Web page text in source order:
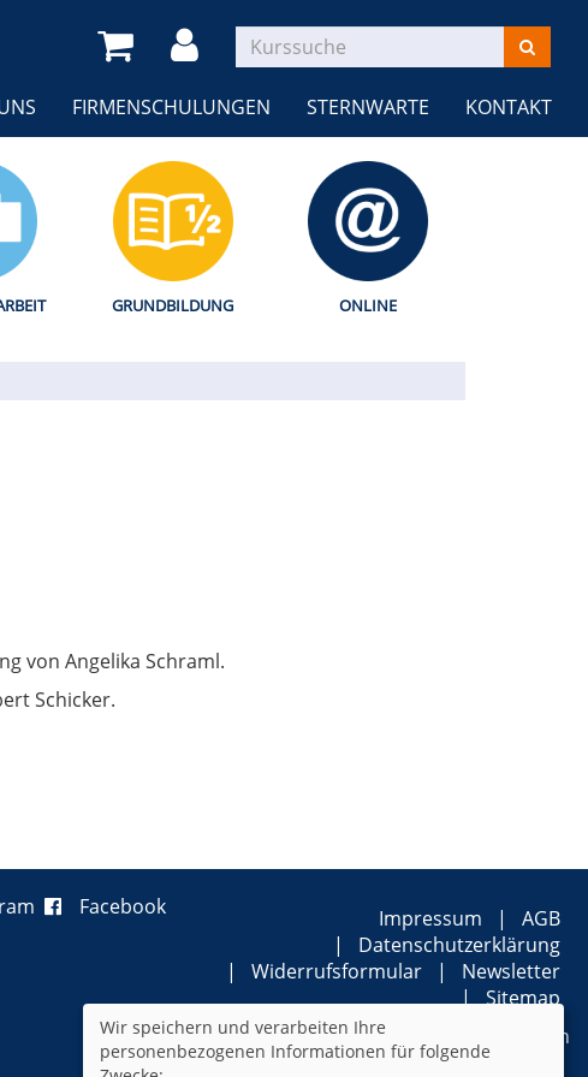
FIRMENSCHULUNGEN STERNWARTE KONTAKT
GRUNDBILDUNG ONLINE
von Angelika Schraml.
Schicker.
Facebook Impressum
AGB
Datenschutzerklärung
Widerrufsformular
Newsletter
Sitemap
Cookie Einstellungen
Wir speichern und verarbeiten Ihre
personenbezogenen Informationen für folgende